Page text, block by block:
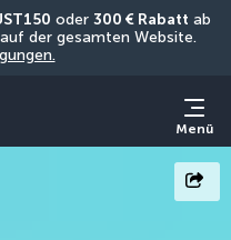
oder 300 € Rabatt ab
Menü